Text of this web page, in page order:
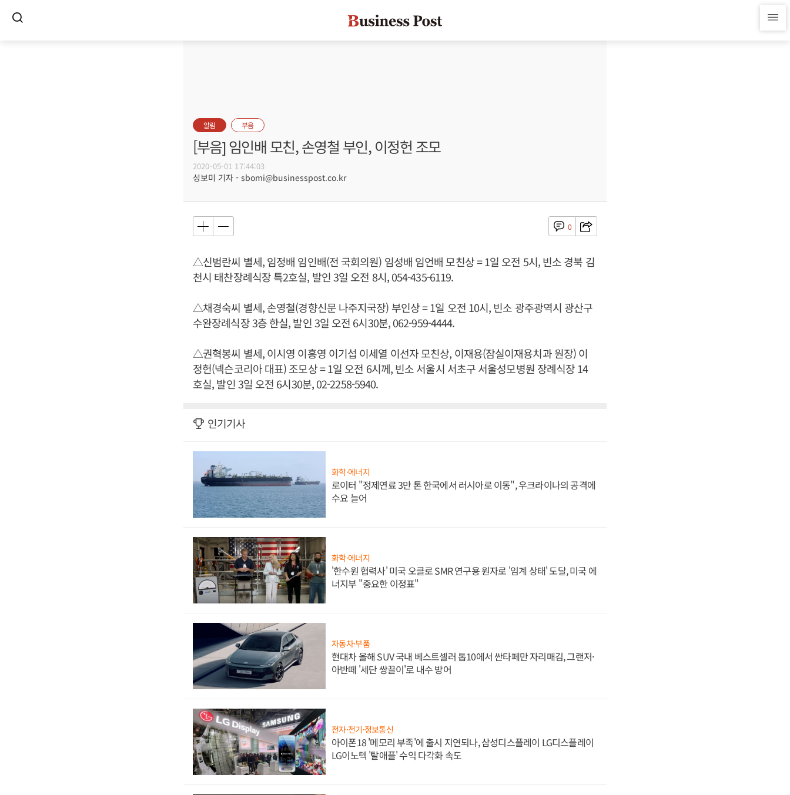
알림 부음
[부음] 임인배 모친, 손영철 부인, 이정헌 조모
2020-05-01 17:44:03
성보미 기자 - sbomi@businesspost.co.kr
0
△신범란씨 별세, 임정배 임인배(전 국회의원) 임성배 임언배 모친상 = 1일 오전 5시, 빈소 경북 김
천시 태찬장례식장 특2호실, 발인 3일 오전 8시, 054-435-6119.
△채경숙씨 별세, 손영철(경향신문 나주지국장) 부인상 = 1일 오전 10시, 빈소 광주광역시 광산구
수완장례식장 3층 한실, 발인 3일 오전 6시30분, 062-959-4444.
△권혁봉씨 별세, 이시영 이흥영 이기섭 이세열 이선자 모친상, 이재용(잠실이재용치과 원장) 이
정헌(넥슨코리아 대표) 조모상 = 1일 오전 6시께, 빈소 서울시 서초구 서울성모병원 장례식장 14
호실, 발인 3일 오전 6시30분, 02-2258-5940.
인기기사
화학·에너지
로이터 "정제연료 3만 톤 한국에서 러시아로 이동", 우크라이나의 공격에
수요 늘어
화학·에너지
'한수원 협력사' 미국 오클로 SMR 연구용 원자로 '임계 상태' 도달, 미국 에
너지부 "중요한 이정표"
자동차·부품
현대차 올해 SUV 국내 베스트셀러 톱10에서 싼타페만 자리매김, 그랜저·
아반떼 '세단 쌍끌이'로 내수 방어
전자·전기·정보통신
아이폰18 '메모리 부족'에 출시 지연되나, 삼성디스플레이 LG디스플레이
LG이노텍 '탈애플' 수익 다각화 속도